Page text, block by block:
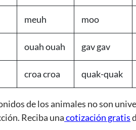
meuh moo
ouah ouah gav gav
croa croa quak-quak
de los animales no son
Reciba unacotización gratis